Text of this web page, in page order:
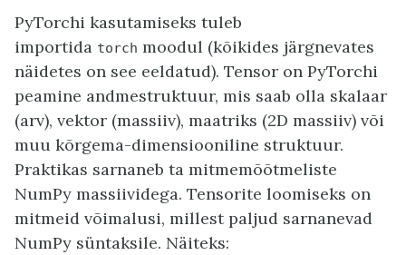
PyTorchi kasutamiseks tuleb
importida torch moodul (kõikides järgnevates
näidetes on see eeldatud). Tensor on PyTorchi
peamine andmestruktuur, mis saab olla skalaar
(arv), vektor (massiiv), maatriks (2D massiiv) või
muu kõrgema-dimensiooniline struktuur.
Praktikas sarnaneb ta mitmemõõtmeliste
NumPy massiividega. Tensorite loomiseks on
mitmeid võimalusi, millest paljud sarnanevad
NumPy süntaksile. Näiteks: